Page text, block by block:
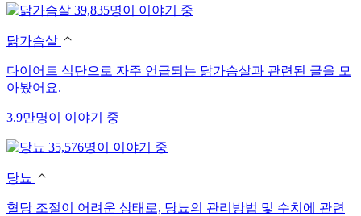
39,835명이 이야기 중
닭가슴살
다이어트 식단으로 자주 언급되는 닭가슴살과 관련된 글을 모
아봤어요.
3.9만명이 이야기 중
35,576명이 이야기 중
당뇨
혈당 조절이 어려운 상태로, 당뇨의 관리방법 및 수치에 관련